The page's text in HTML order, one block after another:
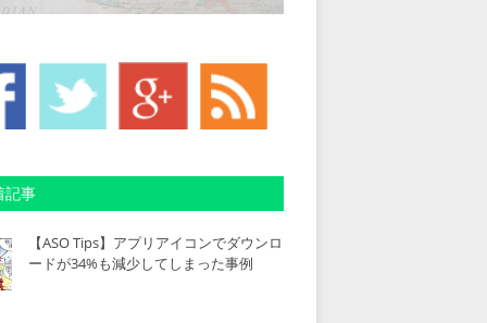
記事
【ASO Tips】アプリアイコンでダウンロ
ードが34%も減少してしまった事例